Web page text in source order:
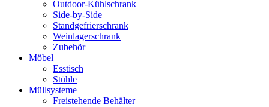
Outdoor-Kühlschrank
Side-by-Side
Standgefrierschrank
Weinlagerschrank
Zubehör
Möbel
Esstisch
Stühle
Müllsysteme
Freistehende Behälter